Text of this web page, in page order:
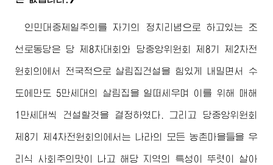
인민대중제일주의를 자기의 정치리념으로 하고있는 조
선로동당은 당 제8차대회와 당중앙위원회 제8기 제2차전
원회의에서 전국적으로 살림집건설을 힘있게 내밀면서 수
도에만도 5만세대의 살림집을 일떠세우며 이를 위해 매해
1만세대씩 건설할것을 결정하였다. 그리고 당중앙위원회
제8기 제4차전원회의에서는 나라의 모든 농촌마을들을 우
리식 사회주의맛이 나고 해당 지역의 특성이 뚜렷이 살아